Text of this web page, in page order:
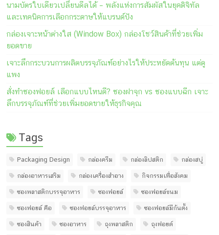
นามบัตรใบเดียวเปลี่ยนดีลได้ – พลังแห่งการสัมผัสในยุคดิจิทัล
และเทคนิคการเลือกกระดาษให้แบรนด์ปัง
กล่องเจาะหน้าต่างใส (Window Box) กล่องโชว์สินค้าที่ช่วยเพิ่ม
ยอดขาย
เจาะลึกกระบวนการผลิตบรรจุภัณฑ์อย่างไรให้ประหยัดต้นทุน แต่ดู
แพง
สั่งทำซองฟอยล์ เลือกแบบไหนดี? ซองฝาจุก vs ซองแบบฉีก เจาะ
ลึกบรรจุภัณฑ์ที่ช่วยเพิ่มยอดขายให้ธุรกิจคุณ
Tags
Packaging Design กล่องครีม กล่องลิปสติก กล่องสบู่
กล่องอาหารเสริม กล่องเครื่องสำอาง กิจกรรมเพื่อสังคม
ซองพลาสติกบรรจุอาหาร ซองฟอยล์ ซองฟอยล์ขนม
ซองฟอยล์ คือ ซองฟอยล์บรรจุอาหาร ซองฟอยล์มีก้นตั้ง
ซองสินค้า ซองอาหาร ถุงพลาสติก ถุงฟอยด์